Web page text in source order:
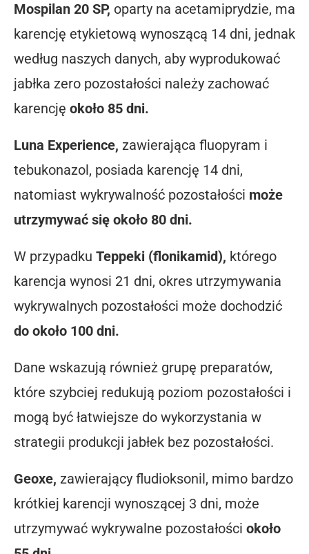
Mospilan 20 SP, oparty na acetamiprydzie, ma
karencję etykietową wynoszącą 14 dni, jednak
według naszych danych, aby wyprodukować
jabłka zero pozostałości należy zachować
karencję około 85 dni.
Luna Experience, zawierająca fluopyram i
tebukonazol, posiada karencję 14 dni,
natomiast wykrywalność pozostałości może
utrzymywać się około 80 dni.
W przypadku Teppeki (flonikamid), którego
karencja wynosi 21 dni, okres utrzymywania
wykrywalnych pozostałości może dochodzić
do około 100 dni.
Dane wskazują również grupę preparatów,
które szybciej redukują poziom pozostałości i
mogą być łatwiejsze do wykorzystania w
strategii produkcji jabłek bez pozostałości.
Geoxe, zawierający fludioksonil, mimo bardzo
krótkiej karencji wynoszącej 3 dni, może
utrzymywać wykrywalne pozostałości około